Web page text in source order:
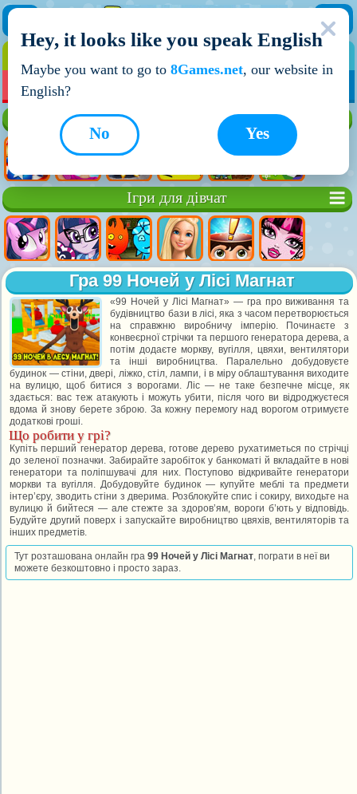
НОВІ ІГРИ
Ігри для дівчат
Гра 99 Ночей у Лісі Магнат
«99 Ночей у Лісі Магнат» — гра про виживання та
будівництво бази в лісі, яка з часом перетворюється
на справжню виробничу імперію. Починаєте з
конвеєрної стрічки та першого генератора дерева, а
потім додаєте моркву, вугілля, цвяхи, вентилятори
та інші виробництва. Паралельно добудовуєте
будинок — стіни, двері, ліжко, стіл, лампи, і в міру облаштування виходите
на вулицю, щоб битися з ворогами. Ліс — не таке безпечне місце, як
здається: вас теж атакують і можуть убити, після чого ви відроджуєтеся
вдома й знову берете зброю. За кожну перемогу над ворогом отримуєте
додаткові гроші.
Що робити у грі?
Купіть перший генератор дерева, готове дерево рухатиметься по стрічці
до зеленої позначки. Забирайте заробіток у банкоматі й вкладайте в нові
генератори та поліпшувачі для них. Поступово відкривайте генератори
моркви та вугілля. Добудовуйте будинок — купуйте меблі та предмети
інтер’єру, зводить стіни з дверима. Розблокуйте спис і сокиру, виходьте на
вулицю й бийтеся — але стежте за здоров’ям, вороги б’ють у відповідь.
Будуйте другий поверх і запускайте виробництво цвяхів, вентиляторів та
інших предметів.
Тут розташована онлайн гра99 Ночей у Лісі Магнат, пограти в неї ви
можете безкоштовно і просто зараз.
Hey, it looks like you speak English
Maybe you want to go to 8Games.net, our website in
English?
Yes
No